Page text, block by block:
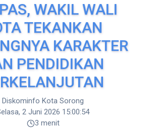
WAKIL WALI
TEKANKAN
KARAKTER
PENDIDIKAN
Diskominfo Kota Sorong
2 Juni 2026 15:00:54
3 menit